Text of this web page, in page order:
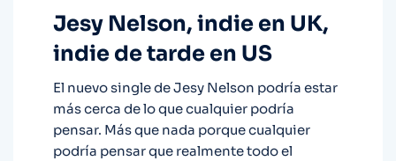
Jesy Nelson, indie en UK,
indie de tarde en US
El nuevo single de Jesy Nelson podría estar
más cerca de lo que cualquier podría
pensar. Más que nada porque cualquier
podría pensar que realmente todo el